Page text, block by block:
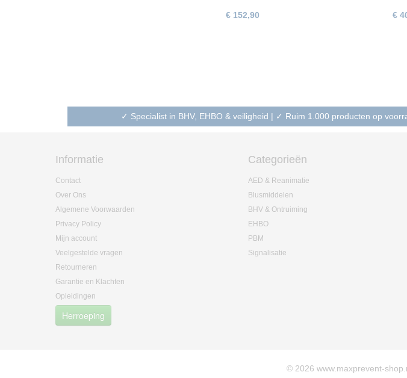
€ 152,90 €
✓ Specialist in BHV, EHBO & veiligheid | ✓ Ruim 1.000 producten op
Informatie
Contact
Over Ons
Algemene Voorwaarden
Privacy Policy
Mijn account
Veelgestelde vragen
Retourneren
Garantie en Klachten
Opleidingen
Herroeping
Categorieën
AED & Reanimatie
Blusmiddelen
BHV & Ontruiming
EHBO
PBM
Signalisatie
© 2026 www.maxprevent-